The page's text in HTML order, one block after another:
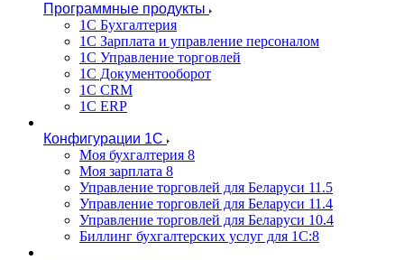
Программные продукты
1С Бухгалтерия
1С Зарплата и управление персоналом
1С Управление торговлей
1С Документооборот
1С CRM
1С ERP
Конфигурации 1С
Моя бухгалтерия 8
Моя зарплата 8
Управление торговлей для Беларуси 11.5
Управление торговлей для Беларуси 11.4
Управление торговлей для Беларуси 10.4
Биллинг бухгалтерских услуг для 1С:8